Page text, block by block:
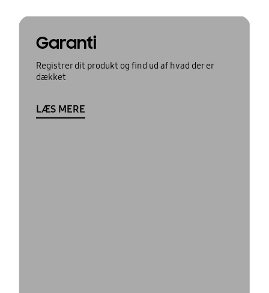
Garanti
Registrer dit produkt og find ud af hvad der er
dækket
LÆS MERE